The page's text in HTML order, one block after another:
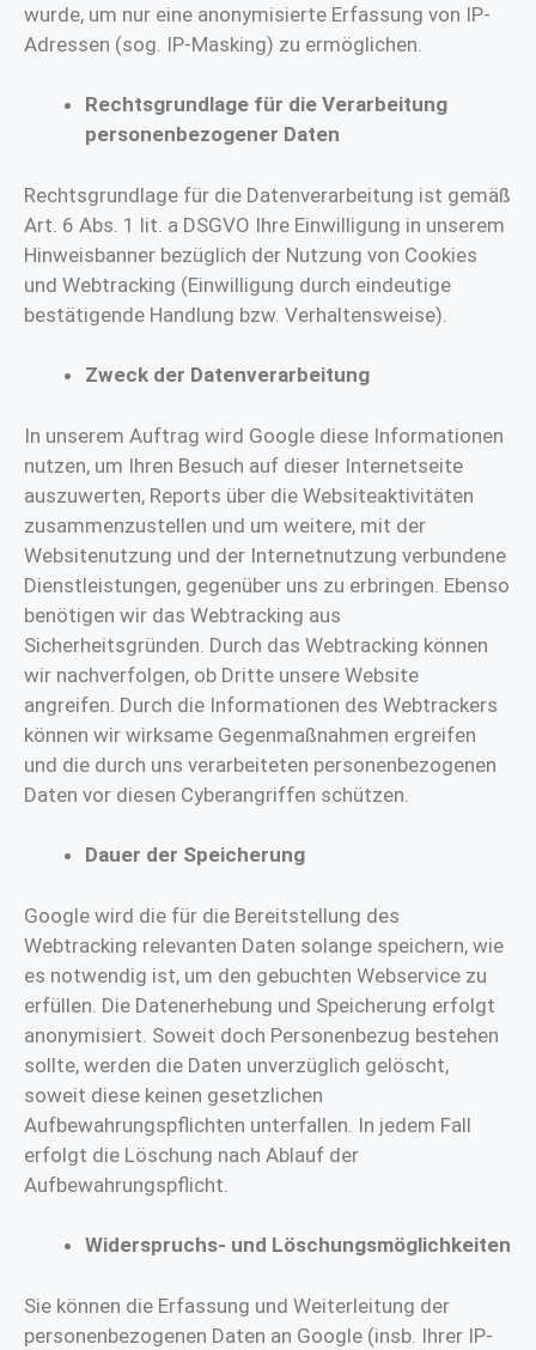
wurde, um nur eine anonymisierte Erfassung von IP-
Adressen (sog. IP-Masking) zu ermöglichen.
Rechtsgrundlage für die Verarbeitung
personenbezogener Daten
Rechtsgrundlage für die Datenverarbeitung ist gemäß
Art. 6 Abs. 1 lit. a DSGVO Ihre Einwilligung in unserem
Hinweisbanner bezüglich der Nutzung von Cookies
und Webtracking (Einwilligung durch eindeutige
bestätigende Handlung bzw. Verhaltensweise).
Zweck der Datenverarbeitung
In unserem Auftrag wird Google diese Informationen
nutzen, um Ihren Besuch auf dieser Internetseite
auszuwerten, Reports über die Websiteaktivitäten
zusammenzustellen und um weitere, mit der
Websitenutzung und der Internetnutzung verbundene
Dienstleistungen, gegenüber uns zu erbringen. Ebenso
benötigen wir das Webtracking aus
Sicherheitsgründen. Durch das Webtracking können
wir nachverfolgen, ob Dritte unsere Website
angreifen. Durch die Informationen des Webtrackers
können wir wirksame Gegenmaßnahmen ergreifen
und die durch uns verarbeiteten personenbezogenen
Daten vor diesen Cyberangriffen schützen.
Dauer der Speicherung
Google wird die für die Bereitstellung des
Webtracking relevanten Daten solange speichern, wie
es notwendig ist, um den gebuchten Webservice zu
erfüllen. Die Datenerhebung und Speicherung erfolgt
anonymisiert. Soweit doch Personenbezug bestehen
sollte, werden die Daten unverzüglich gelöscht,
soweit diese keinen gesetzlichen
Aufbewahrungspflichten unterfallen. In jedem Fall
erfolgt die Löschung nach Ablauf der
Aufbewahrungspflicht.
Widerspruchs- und Löschungsmöglichkeiten
Sie können die Erfassung und Weiterleitung der
personenbezogenen Daten an Google (insb. Ihrer IP-